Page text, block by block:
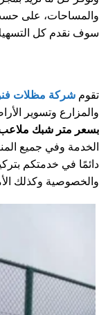
والمساحات، على
سوف نقدم كل
تقوم شركة مظلات
والمزارع وتسوير
بسعر متر شبك
الخدمة وفي جميع
دائمًا في خدمتكم
والخصوصية وكذلك